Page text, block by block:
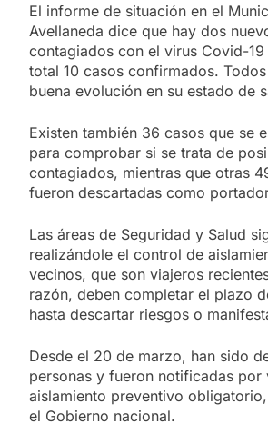
El informe de situación en el
Avellaneda dice que hay dos
contagiados con el virus Covid-19
total 10 casos confirmados.
buena evolución en su estado de
Existen también 36 casos que se
para comprobar si se trata de
contagiados, mientras que otras
fueron descartadas como
Las áreas de Seguridad y Salud
realizándole el control de
vecinos, que son viajeros
razón, deben completar el plazo
hasta descartar riesgos o
Desde el 20 de marzo, han sido
personas y fueron notificadas por
aislamiento preventivo
el Gobierno nacional.